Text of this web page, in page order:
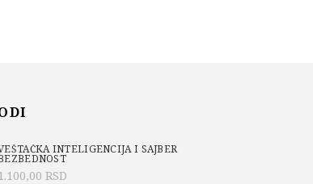
INTELIGENCIJA I SAJBER
1.100,00 RSD